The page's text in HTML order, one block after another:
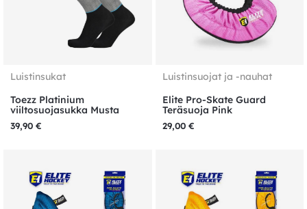
Luistinsukat
Toezz Platinium
viiltosuojasukka Musta
39,90 €
Luistinsuojat ja -nauhat
Elite Pro-Skate Guard
Teräsuoja Pink
29,00 €